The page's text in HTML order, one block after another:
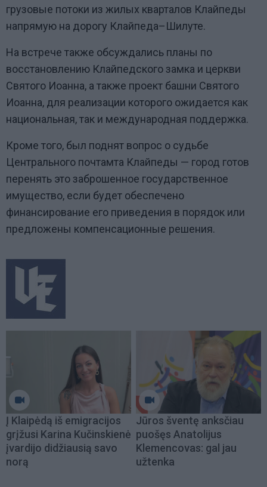
грузовые потоки из жилых кварталов Клайпеды
напрямую на дорогу Клайпеда–Шилуте.
На встрече также обсуждались планы по
восстановлению Клайпедского замка и церкви
Святого Иоанна, а также проект башни Святого
Иоанна, для реализации которого ожидается как
национальная, так и международная поддержка.
Кроме того, был поднят вопрос о судьбе
Центрального почтамта Клайпеды — город готов
перенять это заброшенное государственное
имущество, если будет обеспечено
финансирование его приведения в порядок или
предложены компенсационные решения.
Į Klaipėdą iš emigracijos
grįžusi Karina Kučinskienė
įvardijo didžiausią savo
norą
Jūros šventę anksčiau
puošęs Anatolijus
Klemencovas: gal jau
užtenka